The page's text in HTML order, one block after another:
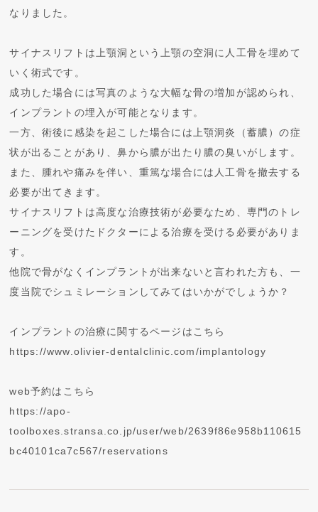
なりました。
サイナスリフトは上顎洞という上顎の空洞に人工骨を埋めて
いく術式です。
成功した場合には写真のような大幅な骨の増加が認められ、
インプラントの埋入が可能となります。
一方、術後に感染を起こした場合には上顎洞炎（蓄膿）の症
状が出ることがあり、鼻から膿が出たり膿の臭いがします。
また、腫れや痛みを伴い、重篤な場合には人工骨を撤去する
必要が出てきます。
サイナスリフトは高度な治療技術が必要なため、専門のトレ
ーニングを受けたドクターによる治療を受ける必要がありま
す。
他院で骨がなくインプラントが出来ないと言われた方も、一
度当院でシュミレーションしてみてはいかがでしょうか？
インプラントの治療に関するページはこちら
https://www.olivier-dentalclinic.com/implantology
web予約はこちら
https://apo-
toolboxes.stransa.co.jp/user/web/2639f86e958b110615
bc40101ca7c567/reservations